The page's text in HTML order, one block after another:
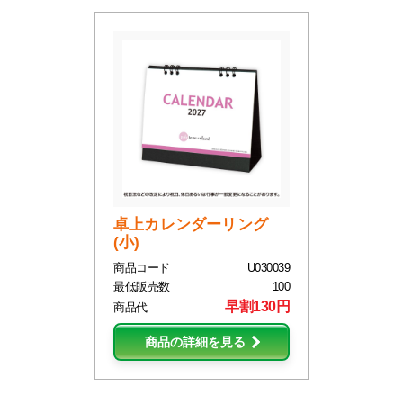
卓上カレンダーリング
(小)
商品コード
U030039
最低販売数
100
商品代
早割130円
商品の詳細を見る